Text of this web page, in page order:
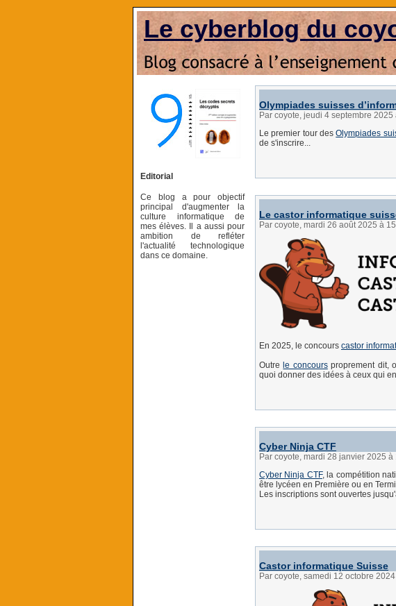
Le cyberblog du
Editorial
Ce blog a pour objectif
principal d'augmenter la
culture informatique de
mes élèves. Il a aussi pour
ambition de refléter
l'actualité technologique
dans ce domaine.
Olympiades suisses
Par coyote, jeudi 4 septembre 2025
Le premier tour desOlympiades
de s'inscrire...
Le castor informatique
Par coyote, mardi 26 août 2025 à
En 2025, le concours castor
Outre le concoursproprement dit,
quoi donner des idées à ceux qui
Cyber Ninja CTF
Par coyote, mardi 28 janvier 2025 à
Cyber Ninja CTF, la compétition
être lycéen en Première ou en
Les inscriptions sont ouvertes
Castor informatique Suisse
Par coyote, samedi 12 octobre